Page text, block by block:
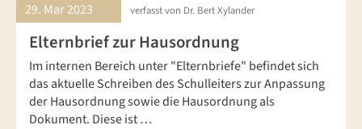
29. Mar2023 verfasst von Dr. Bert Xylander
Elternbrief zur Hausordnung
Im internen Bereich unter "Elternbriefe" befindet sich
das aktuelle Schreiben des Schulleiters zur Anpassung
der Hausordnung sowie die Hausordnung als
Dokument. Diese ist …